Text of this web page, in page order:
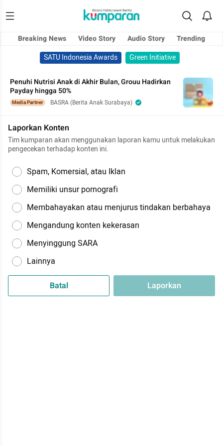
Breaking News Video Story Audio Story
Trending
SATU Indonesia Awards
Green Initiative
Penuhi Nutrisi Anak di Akhir Bulan, Grouu Hadirkan
Payday hingga 50%
Media Partner BASRA (Berita Anak Surabaya)
Laporkan Konten
Tim kumparan akan menggunakan laporan kamu untuk melakukan
pengecekan terhadap konten ini.
Spam, Komersial, atau Iklan
Memiliki unsur pornografi
Membahayakan atau menjurus tindakan berbahaya
Mengandung konten kekerasan
Menyinggung SARA
Lainnya
Batal Laporkan